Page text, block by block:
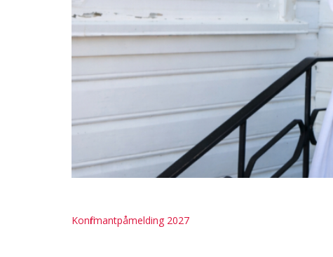
Konfirmantpåmelding 2027